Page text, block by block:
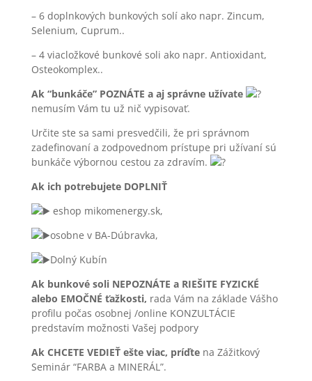
– 6 doplnkových bunkových solí ako napr. Zincum,
Selenium, Cuprum..
– 4 viacložkové bunkové soli ako napr. Antioxidant,
Osteokomplex..
Ak “bunkáče” POZNÁTE a aj správne užívate
nemusím Vám tu už nič vypisovať.
Určite ste sa sami presvedčili, že pri správnom
zadefinovaní a zodpovednom prístupe pri užívaní sú
bunkáče výbornou cestou za zdravím.
Ak ich potrebujete DOPLNIŤ
eshop mikomenergy.sk,
osobne v BA-Dúbravka,
Dolný Kubín
Ak bunkové soli NEPOZNÁTE a RIEŠITE FYZICKÉ
alebo EMOČNÉ ťažkosti, rada Vám na základe Vášho
profilu počas osobnej /online KONZULTÁCIE
predstavím možnosti Vašej podpory
Ak CHCETE VEDIEŤ ešte viac, príďtena Zážitkový
Seminár “FARBA a MINERÁL”.